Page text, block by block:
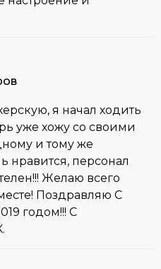
я начал ходить
уже хожу со своими
и тому же
нравится, персонал
Желаю всего
Поздравляю С
годом!!! С